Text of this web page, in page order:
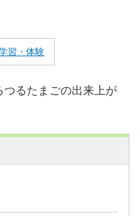
習・体験
るたまごの出来上が